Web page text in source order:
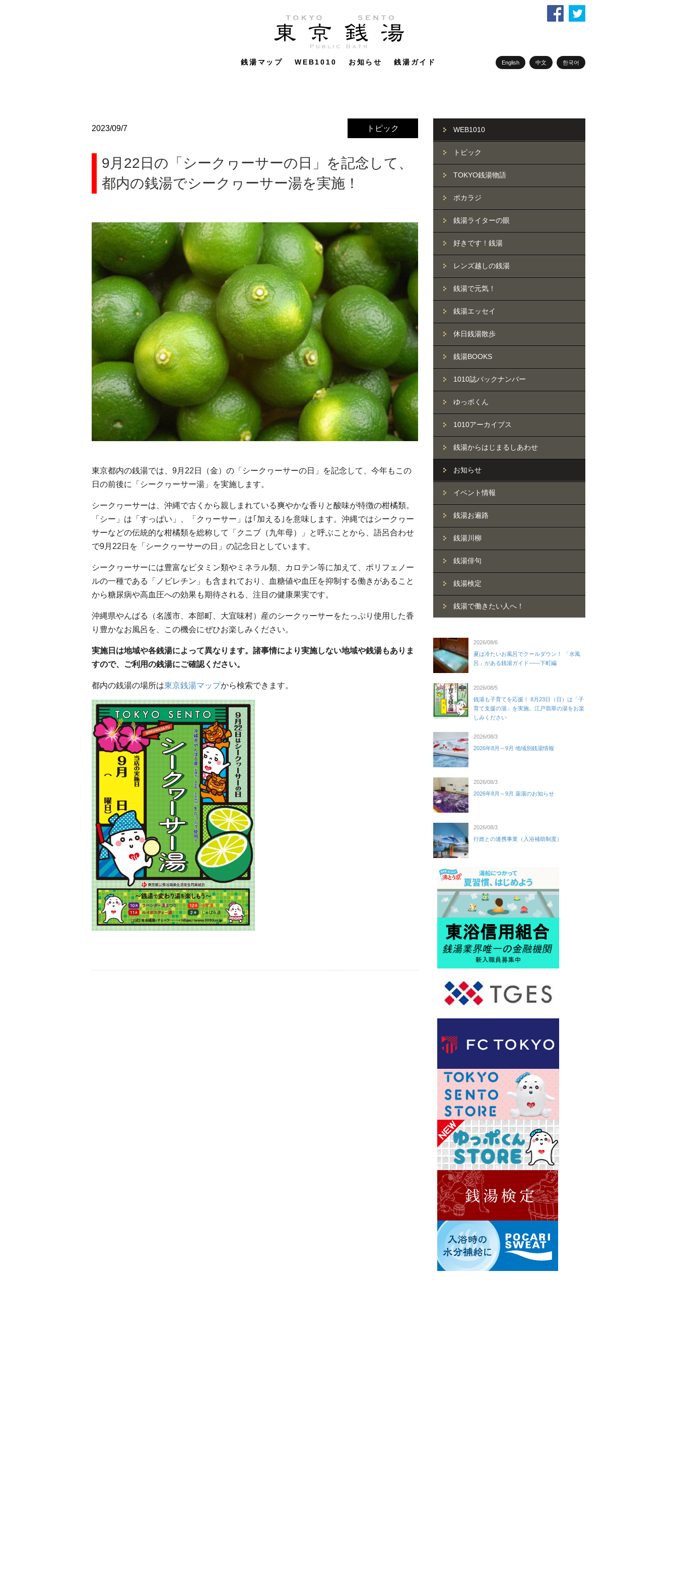
銭湯マップ WEB1010 お知らせ 銭湯ガイド English 中文 한국어
2023/09/7 トピック
9月22日の「シークヮーサーの日」を記念して、
都内の銭湯でシークヮーサー湯を実施！
東京都内の銭湯では、9月22日（金）の「シークヮーサーの日」を記念して、今年もこの
日の前後に「シークヮーサー湯」を実施します。
シークヮーサーは、沖縄で古くから親しまれている爽やかな香りと酸味が特徴の柑橘類。
「シー」は「すっぱい」、「クヮーサー」は｢加える｣を意味します。沖縄ではシークヮー
サーなどの伝統的な柑橘類を総称して「クニブ（九年母）」と呼ぶことから、語呂合わせ
で9月22日を「シークヮーサーの日」の記念日としています。
シークヮーサーには豊富なビタミン類やミネラル類、カロテン等に加えて、ポリフェノー
ルの一種である「ノビレチン」も含まれており、血糖値や血圧を抑制する働きがあること
から糖尿病や高血圧への効果も期待される、注目の健康果実です。
沖縄県やんばる（名護市、本部町、大宜味村）産のシークヮーサーをたっぷり使用した香
り豊かなお風呂を、この機会にぜひお楽しみください。
実施日は地域や各銭湯によって異なります。諸事情により実施しない地域や銭湯もありま
すので、ご利用の銭湯にご確認ください。
都内の銭湯の場所は東京銭湯マップから検索できます。
WEB1010
トピック
TOKYO銭湯物語
ポカラジ
銭湯ライターの眼
好きです！銭湯
レンズ越しの銭湯
銭湯で元気！
銭湯エッセイ
休日銭湯散歩
銭湯BOOKS
1010誌バックナンバー
ゆっポくん
1010アーカイブス
銭湯からはじまるしあわせ
お知らせ
イベント情報
銭湯お遍路
銭湯川柳
銭湯俳句
銭湯検定
銭湯で働きたい人へ！
2026/08/6
夏は冷たいお風呂でクールダウン！ 「水風
呂」がある銭湯ガイド——下町編
2026/08/5
銭湯も子育てを応援！ 8月23日（日）は「子
育て支援の湯」を実施。江戸翡翠の湯をお楽
しみください
2026/08/3
2026年8月～9月 地域別銭湯情報
2026/08/3
2026年8月～9月 薬湯のお知らせ
2026/08/3
行政との連携事業（入浴補助制度）